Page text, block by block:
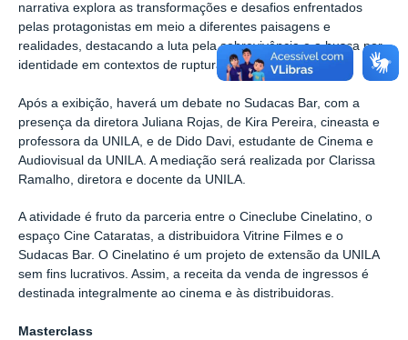
narrativa explora as transformações e desafios enfrentados
pelas protagonistas em meio a diferentes paisagens e
realidades, destacando a luta pela sobrevivência e a busca por
identidade em contextos de ruptura e mudança.
Após a exibição, haverá um debate no Sudacas Bar, com a
presença da diretora Juliana Rojas, de Kira Pereira, cineasta e
professora da UNILA, e de Dido Davi, estudante de Cinema e
Audiovisual da UNILA. A mediação será realizada por Clarissa
Ramalho, diretora e docente da UNILA.
A atividade é fruto da parceria entre o Cineclube Cinelatino, o
espaço Cine Cataratas, a distribuidora Vitrine Filmes e o
Sudacas Bar. O Cinelatino é um projeto de extensão da UNILA
sem fins lucrativos. Assim, a receita da venda de ingressos é
destinada integralmente ao cinema e às distribuidoras.
Masterclass